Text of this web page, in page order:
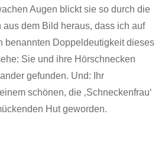
Augen blickt sie so durch die
aus dem Bild heraus, dass ich auf
benannten Doppeldeutigkeit dieses
Sie und ihre Hörschnecken
gefunden. Und: Ihr
schönen, die ‚Schneckenfrau‘
Hut geworden.